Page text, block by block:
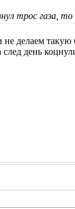
трос газа, то
делаем
день